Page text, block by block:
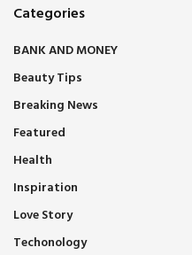
Categories
BANK AND MONEY
Beauty Tips
Breaking News
Featured
Health
Inspiration
Love Story
Techonology